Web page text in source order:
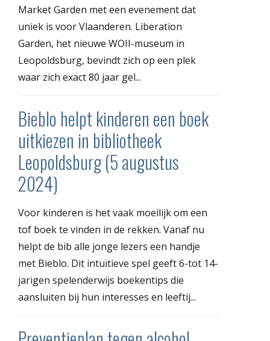
Market Garden met een evenement dat
uniek is voor Vlaanderen. Liberation
Garden, het nieuwe WOII-museum in
Leopoldsburg, bevindt zich op een plek
waar zich exact 80 jaar gel...
Bieblo helpt kinderen een boek
uitkiezen in bibliotheek
Leopoldsburg (5 augustus
2024)
Voor kinderen is het vaak moeilijk om een
tof boek te vinden in de rekken. Vanaf nu
helpt de bib alle jonge lezers een handje
met Bieblo. Dit intuïtieve spel geeft 6-tot 14-
jarigen spelenderwijs boekentips die
aansluiten bij hun interesses en leeftij...